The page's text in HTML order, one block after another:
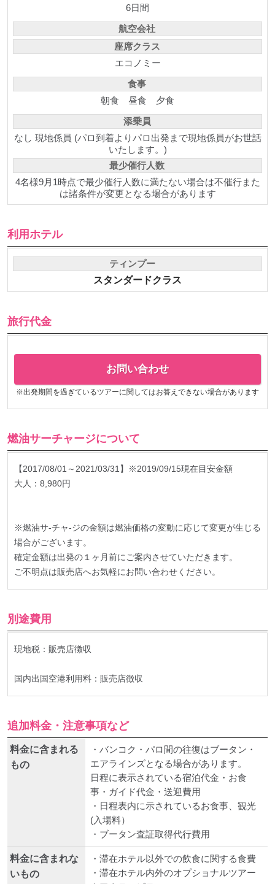
6日間
航空会社
座席クラス
エコノミー
食事
朝食 昼食 夕食
添乗員
なし 現地係員 (パロ到着よりパロ出発まで現地係員がお世話
いたします。)
最少催行人数
4名様9月1時点で最少催行人数に満たない場合は不催行また
は諸条件が変更となる場合があります
利用ホテル
ティンプー
スタンダードクラス
旅行代金
お問い合わせ
※出発期間を過ぎているツアーに関してはお答えできない場合があります
燃油サーチャージについて
【2017/08/01～2021/03/31】※2019/09/15現在目安金額
大人：8,980円
※燃油サ-チャ-ジの金額は燃油価格の変動に応じて変更が生じる
場合がございます。
確定金額は出発の１ヶ月前にご案内させていただきます。
ご不明点は販売店へお気軽にお問い合わせください。
別途費用
現地税：販売店徴収
国内出国空港利用料：販売店徴収
追加料金・注意事項など
料金に含まれる
もの
・バンコク・パロ間の往復はブータン・
エアラインズとなる場合があります。
日程に表示されている宿泊代金・お食
事・ガイド代金・送迎費用
・日程表内に示されているお食事、観光
(入場料）
・ブータン査証取得代行費用
料金に含まれな
いもの
・滞在ホテル以外での飲食に関する食費
・滞在ホテル内外のオプショナルツアー